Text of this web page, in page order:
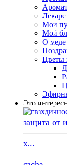
Мои
Мой
О меде
Цветы
Это
защита от
x...